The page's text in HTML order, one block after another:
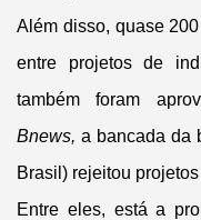
Além disso, quase
entre projetos de
também foram
Bnews,a bancada da
Brasil) rejeitou
Entre eles, está a